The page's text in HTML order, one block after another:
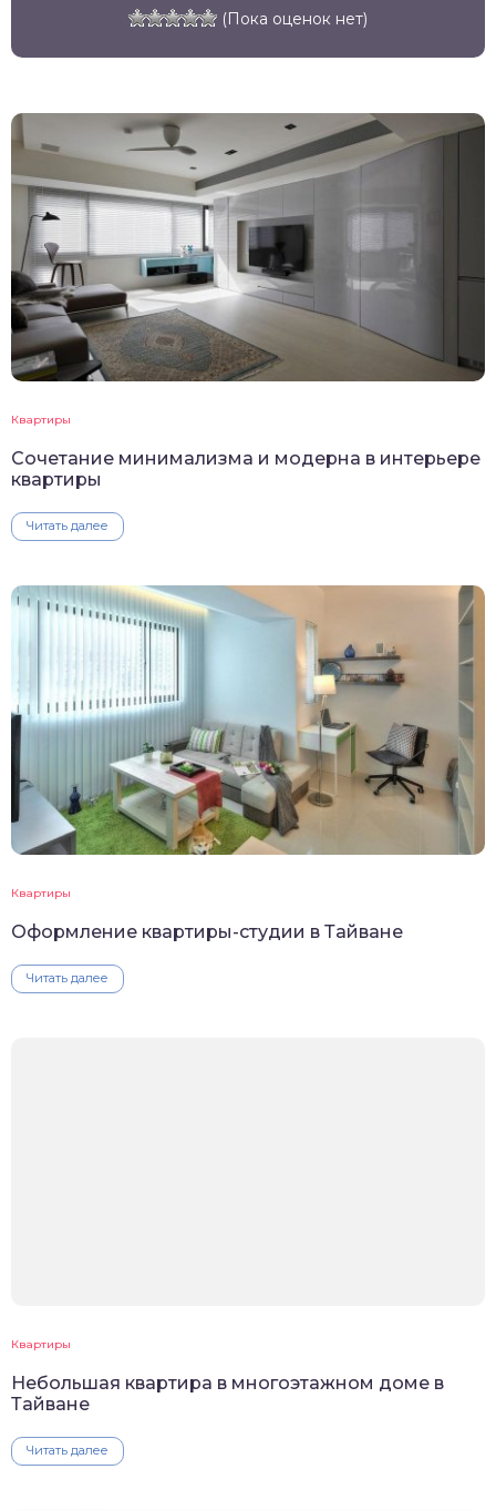
(Пока оценок нет)
Квартиры
Сочетание минимализма и модерна в интерьере
квартиры
Читать далее
Квартиры
Оформление квартиры-студии в Тайване
Читать далее
Квартиры
Небольшая квартира в многоэтажном доме в
Тайване
Читать далее